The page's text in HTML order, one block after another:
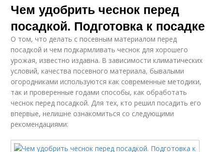
Чем удобрить чеснок перед
посадкой. Подготовка к посадке
О том, что делать с посевным материалом перед
посадкой и чем подкармливать чеснок для хорошего
урожая, известно издавна. В зависимости климатических
условий, качества посевного материала, бывалыми
огородниками используются как современные методики,
так и проверенные годами способы, как обработать
чеснок перед посадкой. Для тех, кто решил посадить его
впервые, нелишне ознакомиться со следующими
рекомендациями: